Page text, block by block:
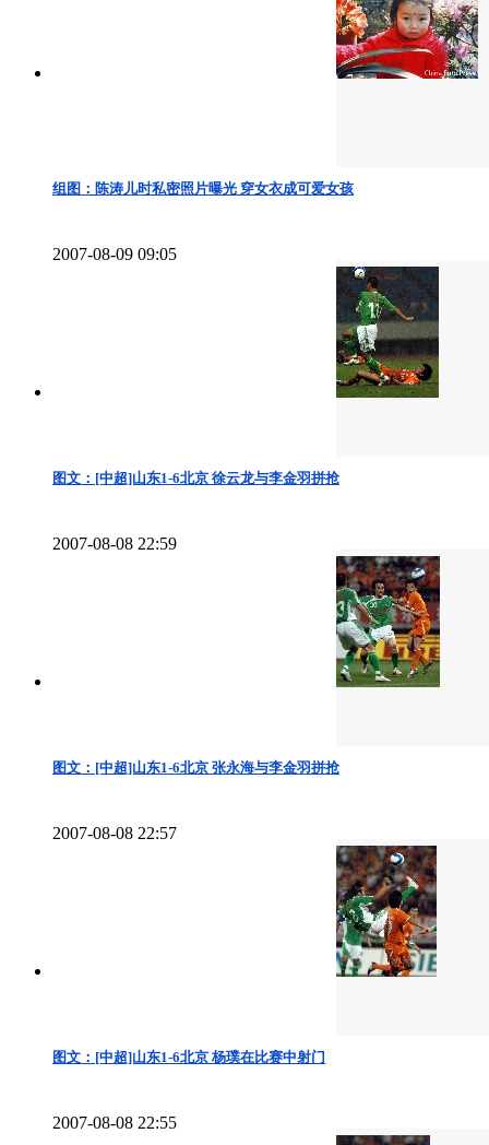
组图：陈涛儿时私密照片曝光 穿女衣成可爱女孩
2007-08-09 09:05
图文：[中超]山东1-6北京 徐云龙与李金羽拼抢
2007-08-08 22:59
图文：[中超]山东1-6北京 张永海与李金羽拼抢
2007-08-08 22:57
图文：[中超]山东1-6北京 杨璞在比赛中射门
2007-08-08 22:55